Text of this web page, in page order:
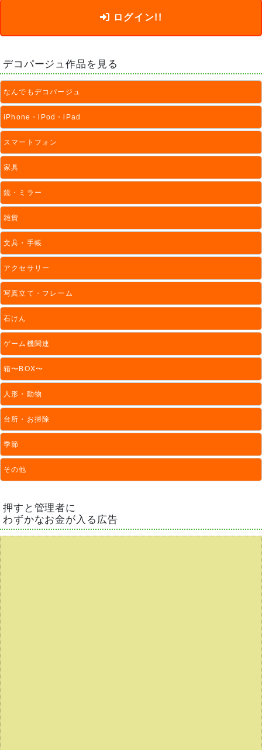
ログイン!!
デコパージュ作品を見る
なんでもデコパージュ
iPhone・iPod・iPad
スマートフォン
家具
鏡・ミラー
雑貨
文具・手帳
アクセサリー
写真立て・フレーム
石けん
ゲーム機関連
箱〜BOX〜
人形・動物
台所・お掃除
季節
その他
押すと管理者に
わずかなお金が入る広告